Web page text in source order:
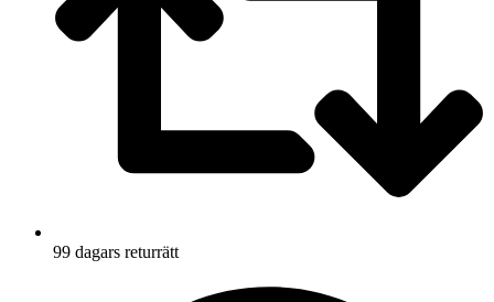
99 dagars returrätt